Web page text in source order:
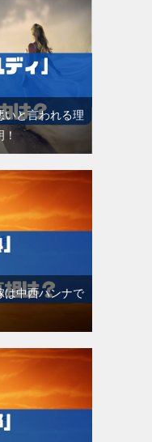
いと言われる理
は中西ハンナで